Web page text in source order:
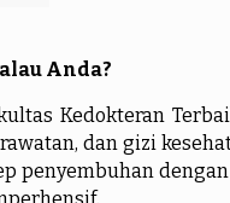
Anda?
Kedokteran
dan gizi
penyembuhan